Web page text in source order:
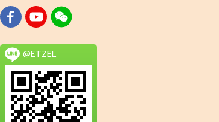
@ETZEL